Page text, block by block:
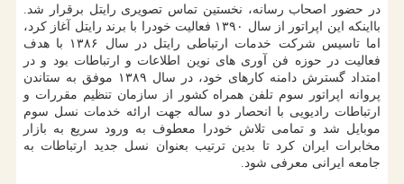
در حضور اصحاب رسانه، نخستین تماس تصویری رایتل برقرار شد.
بااینکه این اپراتور از سال ۱۳۹۰ فعالیت خودرا با برند رایتل آغاز کرد،
اما تاسیس شرکت خدمات ارتباطی رایتل در سال ۱۳۸۶ با هدف
فعالیت در حوزه فن آوری های نوین اطلاعات و ارتباطات بود و در
امتداد گسترش دامنه کارهای خود، در سال ۱۳۸۹ موفق به ستاندن
پروانه اپراتور سوم تلفن همراه کشور از سازمان تنظیم مقررات و
ارتباطات رادیویی با انحصار دو ساله جهت ارائه خدمات نسل سوم
موبایل شد و تمامی تلاش خودرا معطوف به ورود سریع به بازار
مخابرات ایران کرد تا بدین ترتیب بعنوان نسل جدید ارتباطات به
جامعه ایرانی معرفی شود.